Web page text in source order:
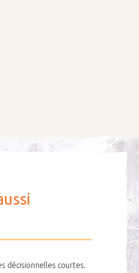
décisionnelles courtes.